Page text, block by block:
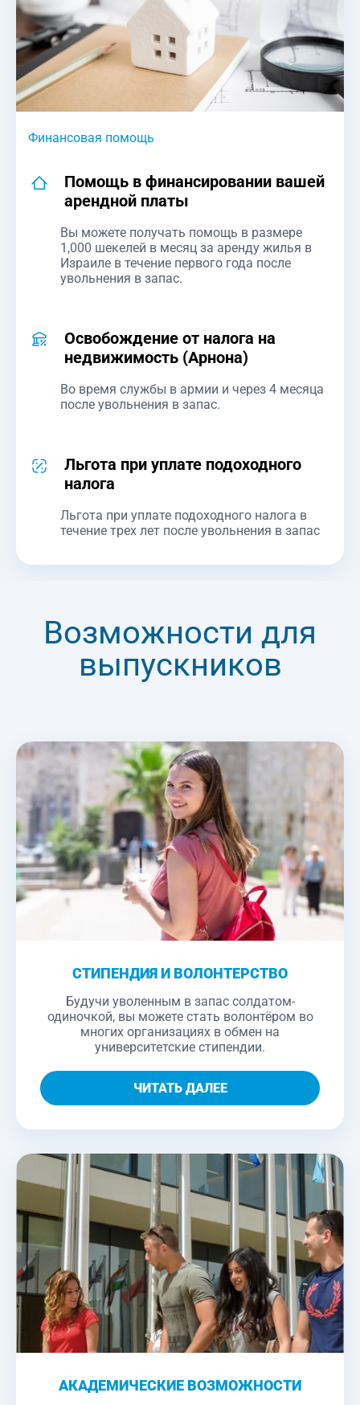
Финансовая помощь
Помощь в финансировании вашей
арендной платы
Вы можете получать помощь в размере
1,000 шекелей в месяц за аренду жилья в
Израиле в течение первого года после
увольнения в запас.
Освобождение от налога на
недвижимость (Арнона)
Во время службы в армии и через 4 месяца
после увольнения в запас.
Льгота при уплате подоходного
налога
Льгота при уплате подоходного налога в
течение трех лет после увольнения в запас
Возможности для
выпускников
СТИПЕНДИЯ И ВОЛОНТЕРСТВО
Будучи уволенным в запас солдатом-
одиночкой, вы можете стать волонтёром во
многих организациях в обмен на
университетские стипендии.
ЧИТАТЬ ДАЛЕЕ
АКАДЕМИЧЕСКИЕ ВОЗМОЖНОСТИ